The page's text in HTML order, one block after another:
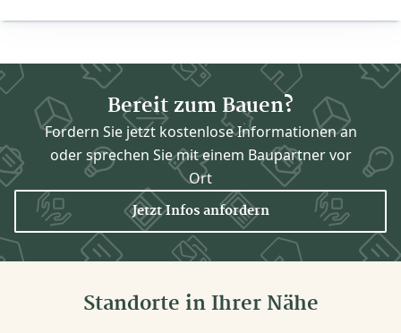
Bereit zum Bauen?
Fordern Sie jetzt kostenlose Informationen an
oder sprechen Sie mit einem Baupartner vor
Ort
Jetzt Infos anfordern
Standorte in Ihrer Nähe